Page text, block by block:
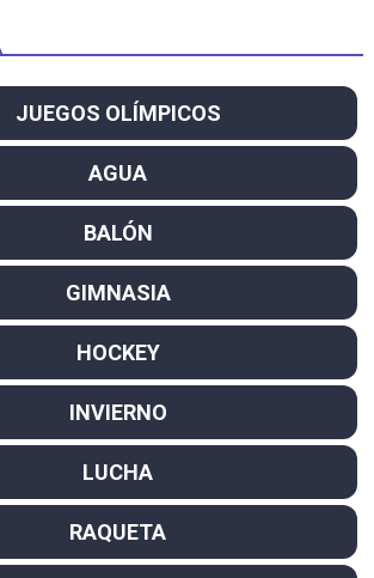
JUEGOS OLÍMPICOS
AGUA
BALÓN
GIMNASIA
HOCKEY
INVIERNO
LUCHA
RAQUETA